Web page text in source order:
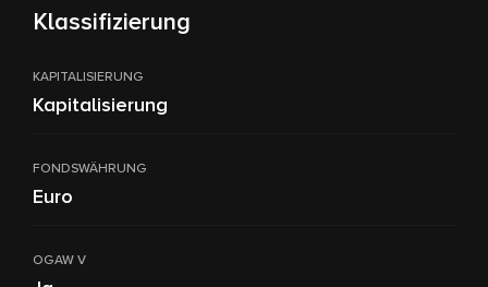
Klassifizierung
KAPITALISIERUNG
Kapitalisierung
FONDSWÄHRUNG
Euro
OGAW V